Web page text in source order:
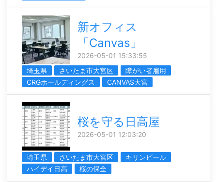
新オフィス
「Canvas」
2026-05-01 15:33:55
埼玉県
さいたま市大宮区
障がい者雇用
CRGホールディングス
CANVAS大宮
桜を守る日高屋
2026-05-01 12:03:20
埼玉県 さいたま市大宮区
キリンビール
ハイデイ日高
桜の保全